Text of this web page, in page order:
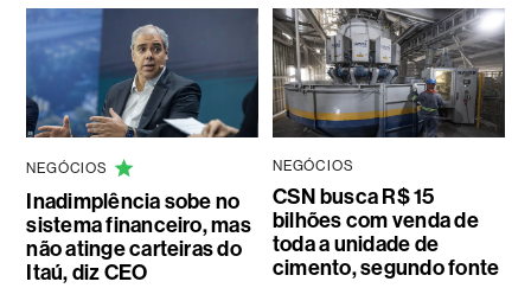
NEGÓCIOS
Inadimplência sobe no
sistema financeiro, mas
não atinge carteiras do
Itaú, diz CEO
NEGÓCIOS
CSN busca R$ 15
bilhões com venda de
toda a unidade de
cimento, segundo fonte